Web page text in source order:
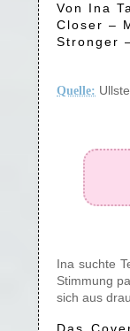
Von Ina
Closer –
Stronger
Quelle:
Ina suchte
Stimmung
sich aus